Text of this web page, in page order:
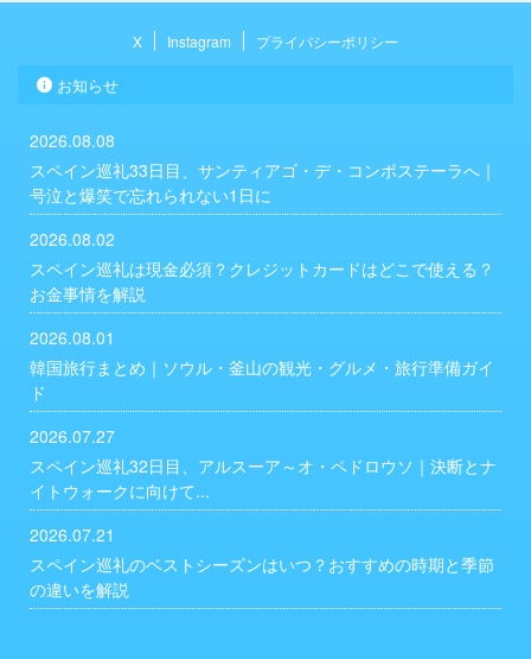
X Instagram プライバシーポリシー
お知らせ
2026.08.08
スペイン巡礼33日目、サンティアゴ・デ・コンポステーラへ｜
号泣と爆笑で忘れられない1日に
2026.08.02
スペイン巡礼は現金必須？クレジットカードはどこで使える？
お金事情を解説
2026.08.01
韓国旅行まとめ｜ソウル・釜山の観光・グルメ・旅行準備ガイ
ド
2026.07.27
スペイン巡礼32日目、アルスーア～オ・ペドロウソ｜決断とナ
イトウォークに向けて...
2026.07.21
スペイン巡礼のベストシーズンはいつ？おすすめの時期と季節
の違いを解説